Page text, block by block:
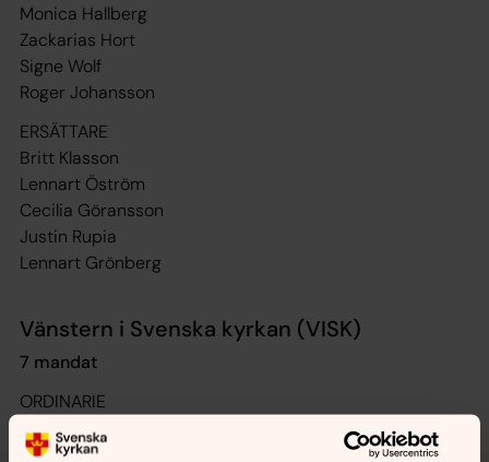
Monica Hallberg
Zackarias Hort
Signe Wolf
Roger Johansson
ERSÄTTARE
Britt Klasson
Lennart Öström
Cecilia Göransson
Justin Rupia
Lennart Grönberg
Vänstern i Svenska kyrkan (VISK)
7 mandat
ORDINARIE
Judith Chrystal
Peter Olovsson